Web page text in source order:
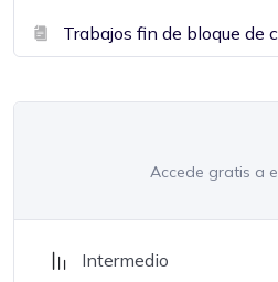
Trabajos fin de bloque de
Accede gratis a
Intermedio